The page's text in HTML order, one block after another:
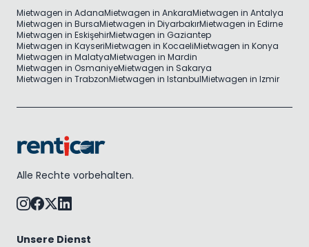
Mietwagen in AdanaMietwagen in AnkaraMietwagen in Antalya
Mietwagen in BursaMietwagen in DiyarbakırMietwagen in Edirne
Mietwagen in EskişehirMietwagen in Gaziantep
Mietwagen in KayseriMietwagen in KocaeliMietwagen in Konya
Mietwagen in MalatyaMietwagen in Mardin
Mietwagen in OsmaniyeMietwagen in Sakarya
Mietwagen in TrabzonMietwagen in IstanbulMietwagen in Izmir
Alle Rechte vorbehalten.
Unsere Dienst